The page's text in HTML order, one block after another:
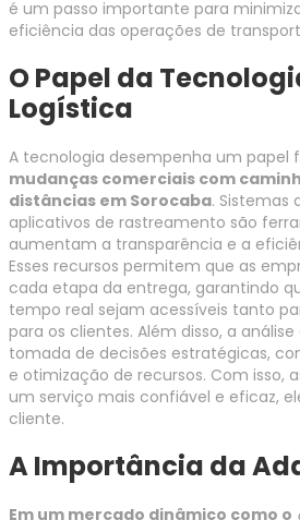
é um passo importante para
eficiência das operações de
O Papel da
Logística
A tecnologia desempenha um papel
mudanças comerciais com
distâncias em Sorocaba. Sistemas
aplicativos de rastreamento são
aumentam a transparência e a
Esses recursos permitem que as
cada etapa da entrega, garantindo
tempo real sejam acessíveis tanto
para os clientes. Além disso, a
tomada de decisões estratégicas,
e otimização de recursos. Com isso,
um serviço mais confiável e eficaz,
cliente.
A Importância da
Em um mercado dinâmico como o